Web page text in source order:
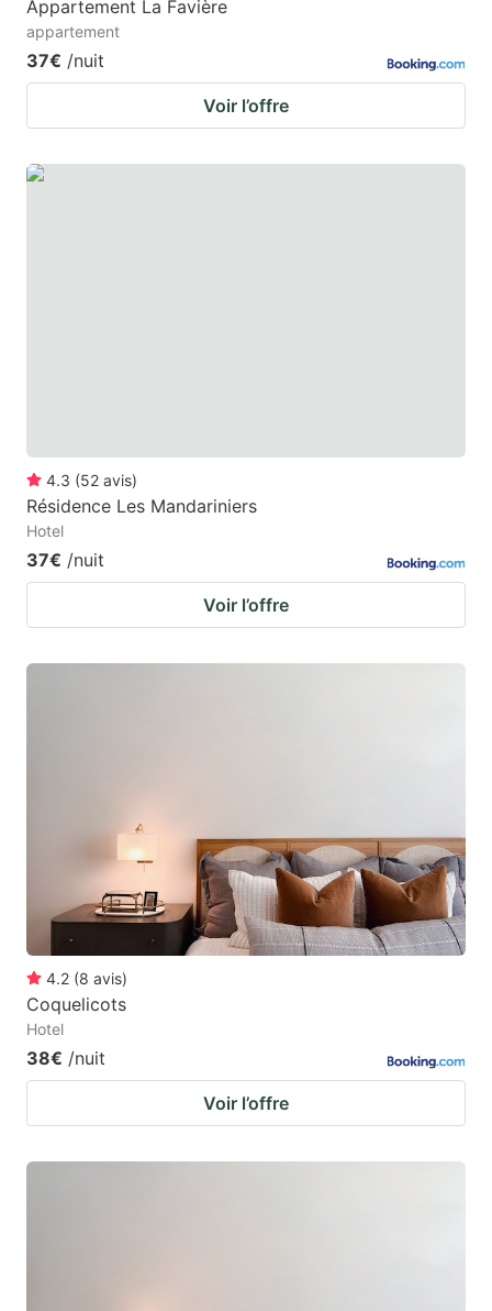
Appartement La Favière
appartement
37€ /nuit
Voir l’offre
4.3 (52 avis)
Résidence Les Mandariniers
Hotel
37€ /nuit
Voir l’offre
4.2 (8 avis)
Coquelicots
Hotel
38€ /nuit
Voir l’offre